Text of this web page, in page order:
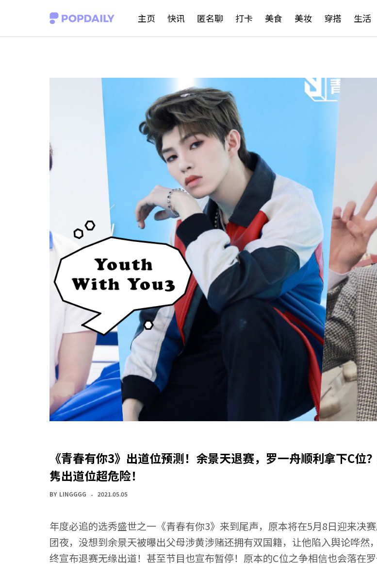
主页 快讯 匿名聊 打卡 美食 美妆 穿搭 生活
《青春有你3》出道位预测！余景天退赛，罗一舟顺利拿下C位
隽出道位超危险！
BY LINGGGG 2021.05.05
年度必追的选秀盛世之一《青春有你3》来到尾声，原本将在5月8日迎来决
团夜，没想到余景天被曝出父母涉黄涉赌还拥有双国籍，让他陷入舆论哗然
终宣布退赛无缘出道！甚至节目也宣布暂停！原本的C位之争相信也会落在